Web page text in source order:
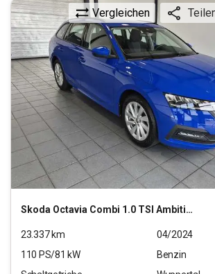
Skoda Octavia Combi 1.0 TSI Ambition OPF (EURO 6d)
Vergleichen
23.337km
04/2024
110 PS/81 kW
Benzin